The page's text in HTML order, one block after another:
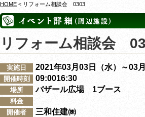
HOME < リフォーム相談会 0303
リフォーム相談会
実施日 2021年03月03日（水）～03
開催時刻 09:0016:30
場所 バザール広場 1ブース
料金
開催者
三和住建㈱